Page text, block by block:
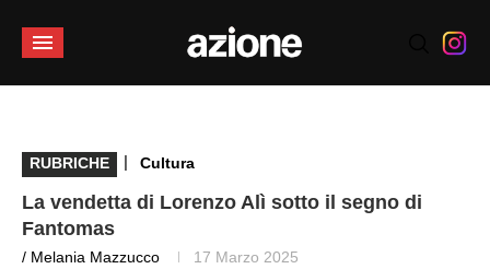
RUBRICHE | Cultura
La vendetta di Lorenzo Alì sotto il segno di
Fantomas
/ Melania Mazzucco 17 Marzo 2025